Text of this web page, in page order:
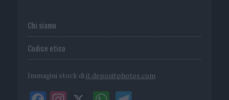
Chi siamo
Codice etico
Immagini stock di it.depositphotos.com